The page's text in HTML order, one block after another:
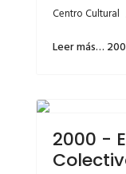
Centro Cultural
Leer más…
2000 -